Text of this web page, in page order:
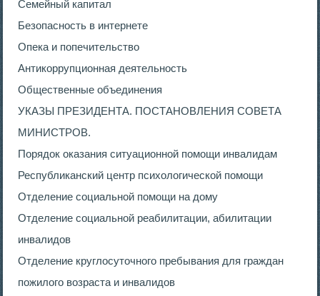
Семейный капитал
Безопасность в интернете
Опека и попечительство
Антикоррупционная деятельность
Общественные объединения
УКАЗЫ ПРЕЗИДЕНТА. ПОСТАНОВЛЕНИЯ СОВЕТА
МИНИСТРОВ.
Порядок оказания ситуационной помощи инвалидам
Республиканский центр психологической помощи
Отделение социальной помощи на дому
Отделение социальной реабилитации, абилитации
инвалидов
Отделение круглосуточного пребывания для граждан
пожилого возраста и инвалидов